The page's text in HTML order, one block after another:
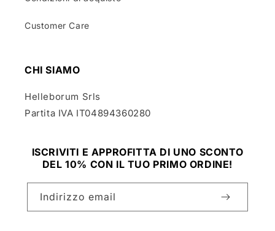
Customer Care
CHI SIAMO
Helleborum Srls
Partita IVA IT04894360280
ISCRIVITI E APPROFITTA DI UNO SCONTO
DEL 10% CON IL TUO PRIMO ORDINE!
Indirizzo email